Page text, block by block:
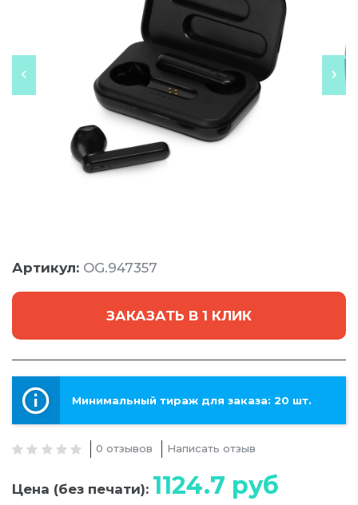
Артикул: OG.947357
ЗАКАЗАТЬ В 1 КЛИК
Минимальный тираж для заказа: 20 шт.
0 отзывов Написать отзыв
Цена (без печати): 1124.7 руб